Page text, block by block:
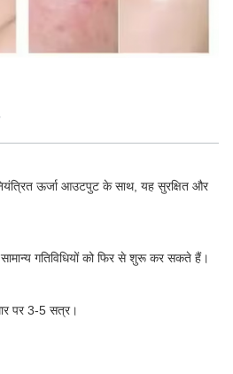
ऊर्जा आउटपुट के साथ, यह सुरक्षित और
गतिविधियों को फिर से शुरू कर सकते हैं।
पर 3-5 सत्र।